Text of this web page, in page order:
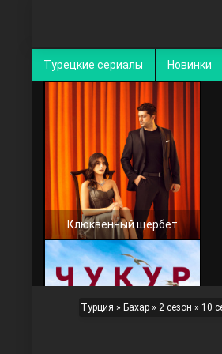
Турецкие сериалы Новинки
Клюквенный щербет
Турция » Бахар » 2 сезон » 10